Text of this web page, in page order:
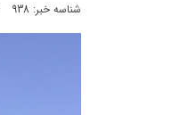
شناسه خبر: 938